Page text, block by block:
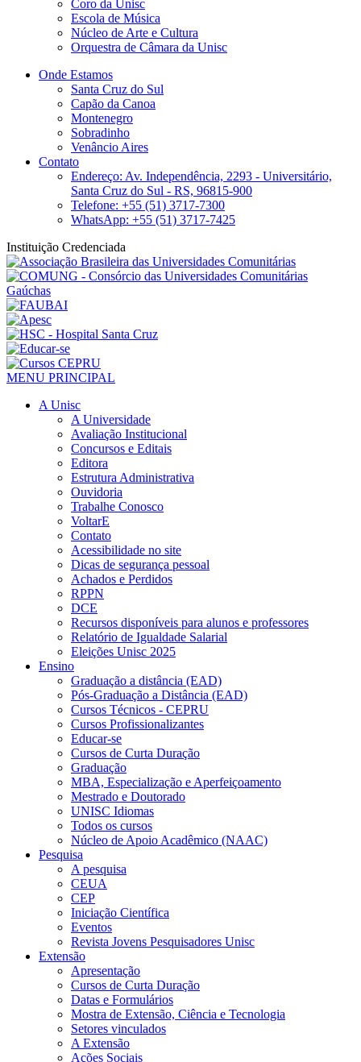
Coro da Unisc
Escola de Música
Núcleo de Arte e Cultura
Orquestra de Câmara da Unisc
Onde Estamos
Santa Cruz do Sul
Capão da Canoa
Montenegro
Sobradinho
Venâncio Aires
Contato
Endereço: Av. Independência, 2293 - Universitário,
Santa Cruz do Sul - RS, 96815-900
Telefone: +55 (51) 3717-7300
WhatsApp: +55 (51) 3717-7425
Instituição Credenciada
MENU PRINCIPAL
A Unisc
A Universidade
Avaliação Institucional
Concursos e Editais
Editora
Estrutura Administrativa
Ouvidoria
Trabalhe Conosco
VoltarE
Contato
Acessibilidade no site
Dicas de segurança pessoal
Achados e Perdidos
RPPN
DCE
Recursos disponíveis para alunos e professores
Relatório de Igualdade Salarial
Eleições Unisc 2025
Ensino
Graduação a distância (EAD)
Pós-Graduação a Distância (EAD)
Cursos Técnicos - CEPRU
Cursos Profissionalizantes
Educar-se
Cursos de Curta Duração
Graduação
MBA, Especialização e Aperfeiçoamento
Mestrado e Doutorado
UNISC Idiomas
Todos os cursos
Núcleo de Apoio Acadêmico (NAAC)
Pesquisa
A pesquisa
CEUA
CEP
Iniciação Científica
Eventos
Revista Jovens Pesquisadores Unisc
Extensão
Apresentação
Cursos de Curta Duração
Datas e Formulários
Mostra de Extensão, Ciência e Tecnologia
Setores vinculados
A Extensão
Ações Sociais